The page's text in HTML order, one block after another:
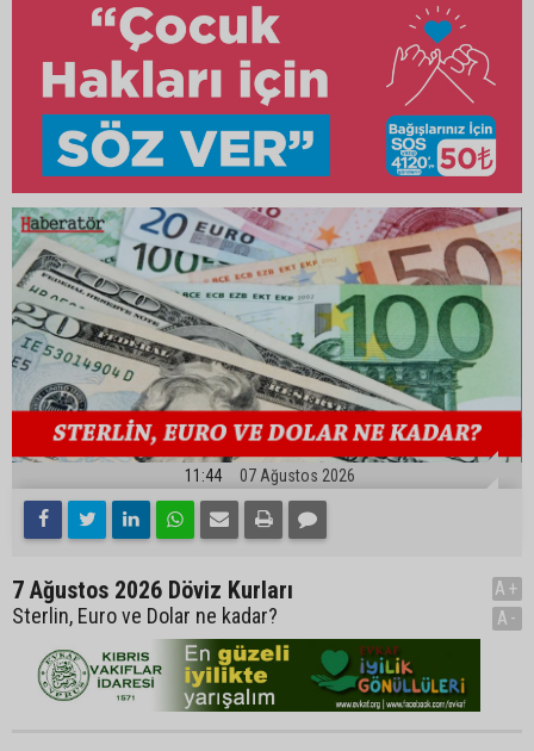
11:44 07 Ağustos 2026
7 Ağustos 2026 Döviz Kurları
Sterlin, Euro ve Dolar ne kadar?
A+
A-